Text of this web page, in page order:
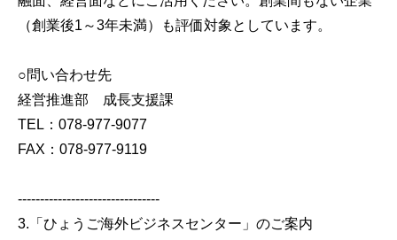
（創業後1～3年未満）も評価対象としています。
○問い合わせ先
経営推進部 成長支援課
TEL：078-977-9077
FAX：078-977-9119
--------------------------------
3.「ひょうご海外ビジネスセンター」のご案内